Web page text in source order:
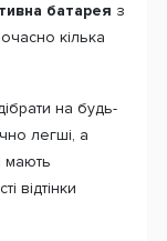
батарея з
кілька
на будь-
легші, а
мають
відтінки